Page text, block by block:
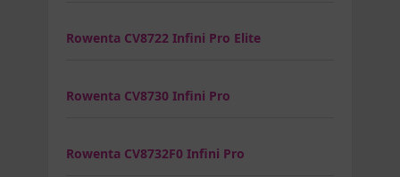
Rowenta CV8722 Infini Pro Elite
Rowenta CV8730 Infini Pro
Rowenta CV8732F0 Infini Pro